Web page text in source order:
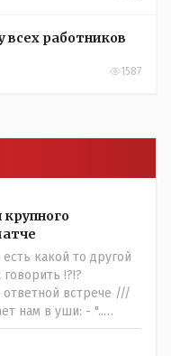
всех работников
1587
какой то другой
!?!?
встрече ///
нам в уши: - "..
и при этом не
леса.